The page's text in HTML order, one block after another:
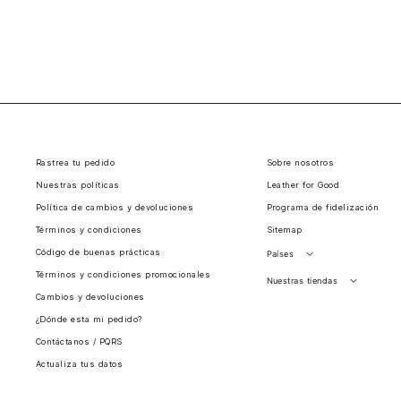
Rastrea tu pedido
Nuestras políticas
Política de cambios y devoluciones
Términos y condiciones
Código de buenas prácticas
Términos y condiciones promocionales
Cambios y devoluciones
¿Dónde esta mi pedido?
Contáctanos / PQRS
Actualiza tus datos
Sobre nosotros
Leather for Good
Programa de fidelización
Sitemap
Países
Perú
Nuestras tiendas